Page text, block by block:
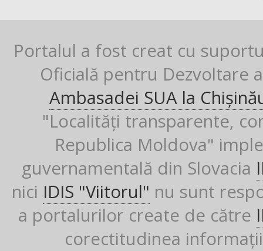
Portalul a fost creat cu
Oficială pentru Dezvoltare
Ambasadei SUA la
"Localități transparente,
Republica Moldova"
guvernamentală din Slovacia
nici IDIS "Viitorul" nu sunt
a portalurilor create de către
corectitudinea